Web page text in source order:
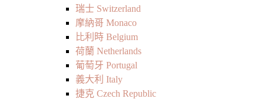
瑞士 Switzerland
摩納哥 Monaco
比利時 Belgium
荷蘭 Netherlands
葡萄牙 Portugal
義大利 Italy
捷克 Czech Republic